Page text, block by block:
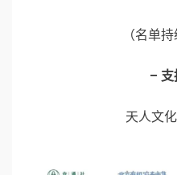
（名单
– 支
天人文